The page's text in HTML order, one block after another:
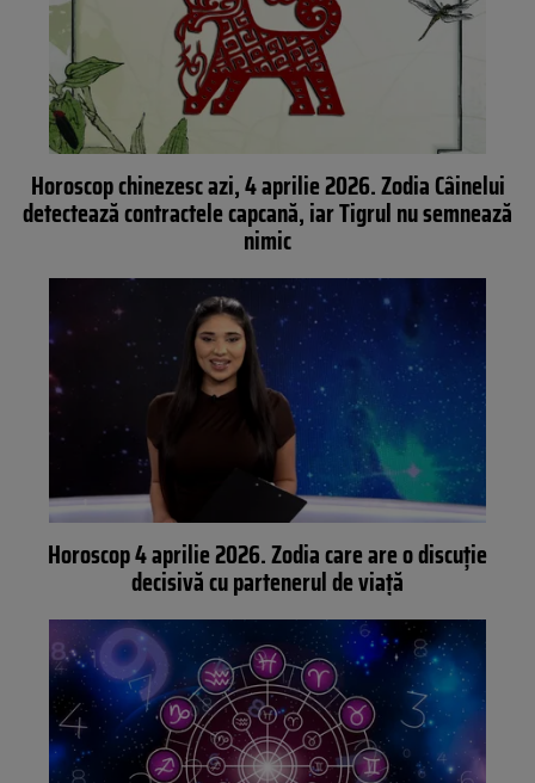
Horoscop chinezesc azi, 4 aprilie 2026. Zodia Câinelui
detectează contractele capcană, iar Tigrul nu semnează
nimic
Horoscop 4 aprilie 2026. Zodia care are o discuție
decisivă cu partenerul de viață